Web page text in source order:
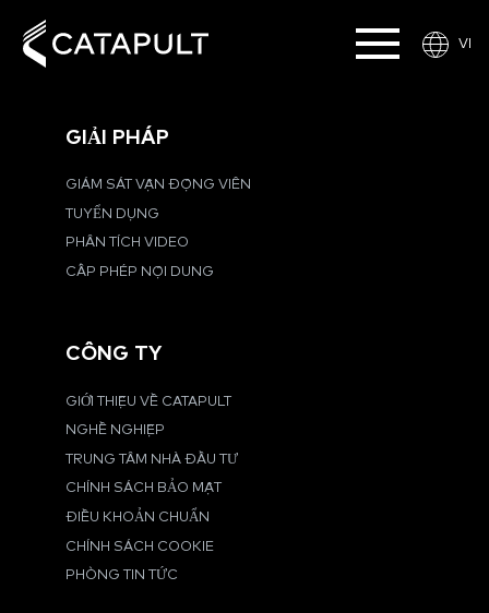
VI
GIẢI PHÁP
GIÁM SÁT VẬN ĐỘNG VIÊN
TUYỂN DỤNG
PHÂN TÍCH VIDEO
CẤP PHÉP NỘI DUNG
CÔNG TY
GIỚI THIỆU VỀ CATAPULT
NGHỀ NGHIỆP
TRUNG TÂM NHÀ ĐẦU TƯ
CHÍNH SÁCH BẢO MẬT
ĐIỀU KHOẢN CHUẨN
CHÍNH SÁCH COOKIE
PHÒNG TIN TỨC